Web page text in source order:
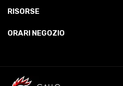
RISORSE
ORARI NEGOZIO